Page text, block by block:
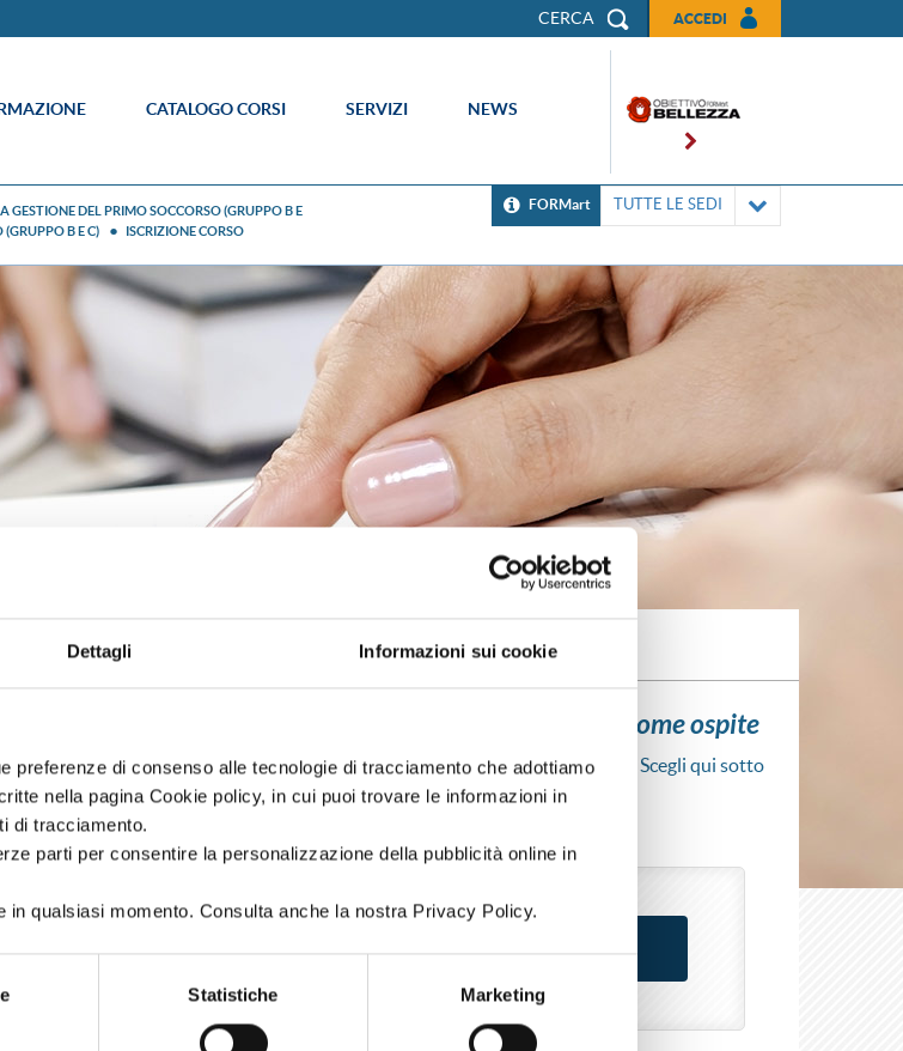
Dettagli Informazioni sui cookie
preferenze di consenso alle tecnologie di tracciamento che adottiamo
nella pagina Cookie policy, in cui puoi trovare le informazioni in
di tracciamento.
parti per consentire la personalizzazione della pubblicità online in
qualsiasi momento. Consulta anche la nostra Privacy Policy.
Statistiche Marketing
ACCEDI
CERCA
CATALOGO CORSI SERVIZI NEWS
FORMart TUTTE LE SEDI
DEL PRIMO SOCCORSO (GRUPPO B E
B E C) ISCRIZIONE CORSO
8 caratteri)
Oppure prosegui l'iscrizione al corso come ospite
Puoi proseguire l'iscrizione al corso senza fare login. Scegli qui sotto
se iscriverti al corso come azienda o come privato.